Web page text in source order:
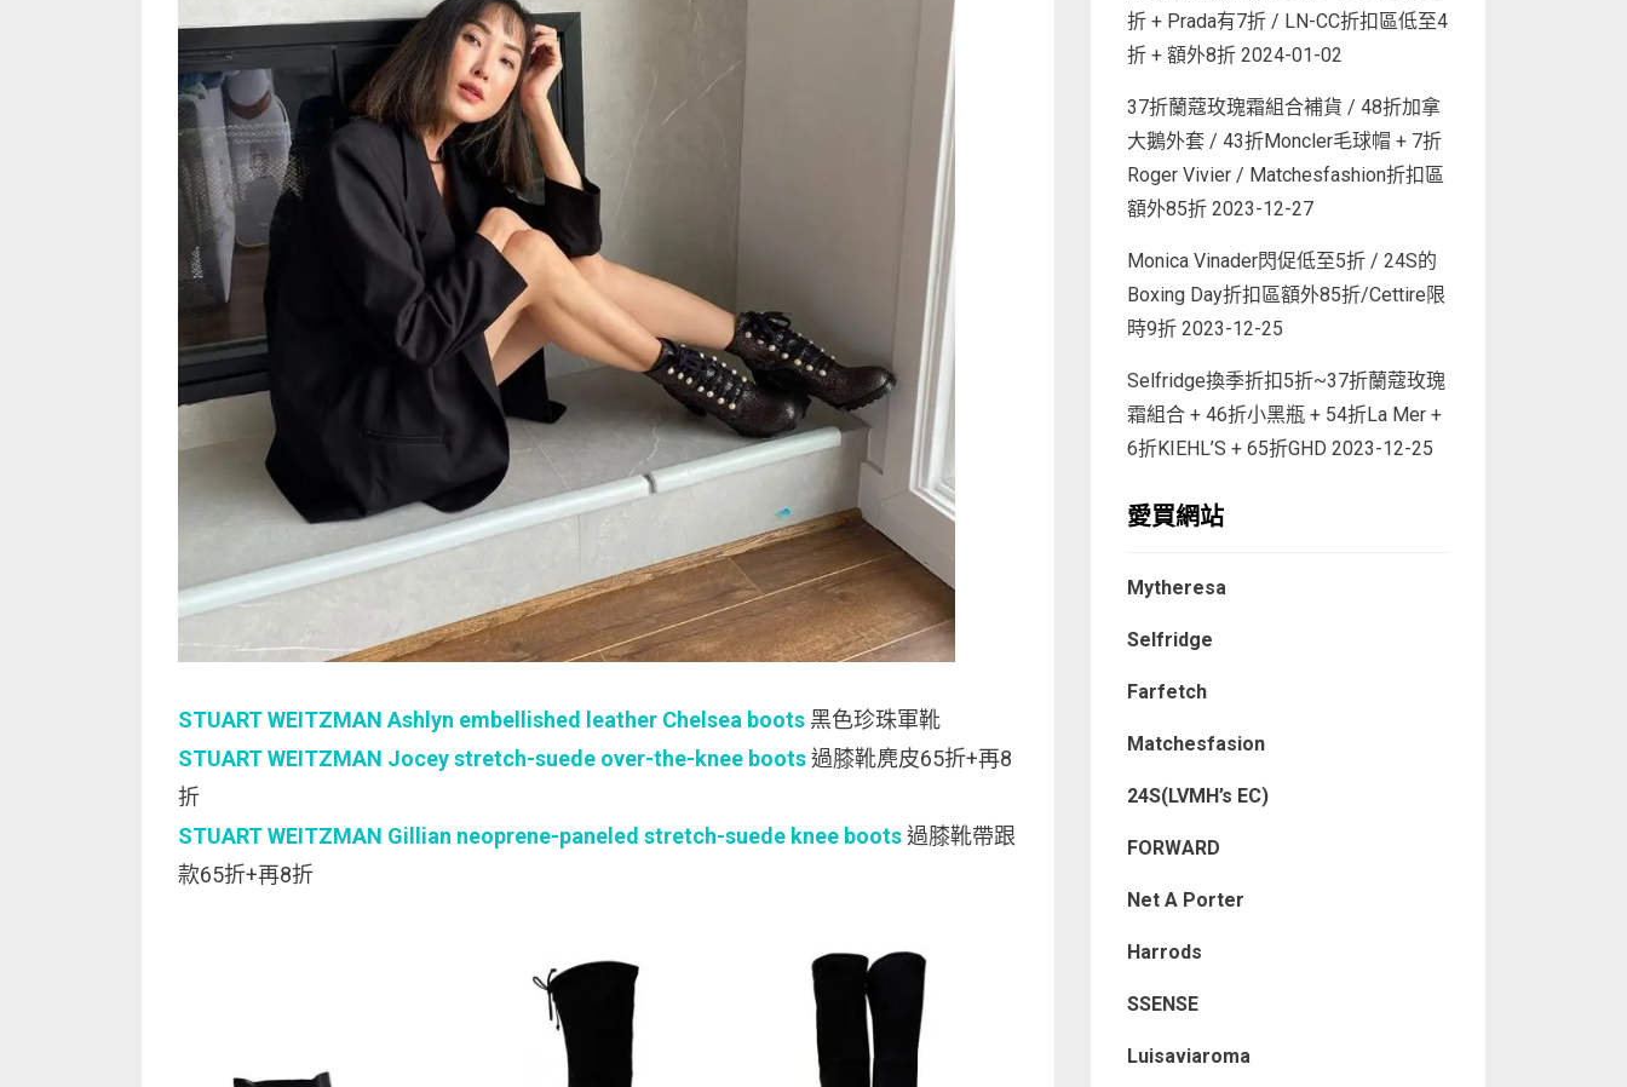
STUART WEITZMAN Ashlyn embellished leather Chelsea boots 黑色珍珠軍靴
STUART WEITZMAN Jocey stretch-suede over-the-knee boots過膝靴麂皮65折+再8
折
STUART WEITZMAN Gillian neoprene-paneled stretch-suede knee boots過膝靴帶跟
款65折+再8折
折 + Prada有7折 / LN-CC折扣區低至4
折 + 額外8折 2024-01-02
37折蘭蔻玫瑰霜組合補貨 / 48折加拿
大鵝外套 / 43折Moncler毛球帽 + 7折
Roger Vivier / Matchesfashion折扣區
額外85折 2023-12-27
Monica Vinader閃促低至5折 / 24S的
Boxing Day折扣區額外85折/Cettire限
時9折 2023-12-25
Selfridge換季折扣5折~37折蘭蔻玫瑰
霜組合 + 46折小黑瓶 + 54折La Mer +
6折KIEHL’S + 65折GHD 2023-12-25
愛買網站
Mytheresa
Selfridge
Farfetch
Matchesfasion
24S(LVMH’s EC)
FORWARD
Net A Porter
Harrods
SSENSE
Luisaviaroma